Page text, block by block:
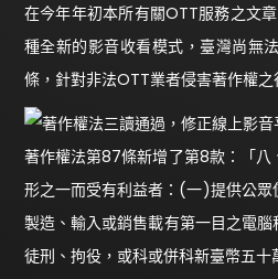
在今年年初本所有關OTT服務之文
種全新的影音收看模式，臺灣尚無
條，針對非法OTT業者侵害著作權之
著作權法第87條新增了第8款：「八
形之一而受有利益者：(一)提供公
製造、輸入或銷售載有第一目之電
徒刑、拘役，或科或併科新臺幣五